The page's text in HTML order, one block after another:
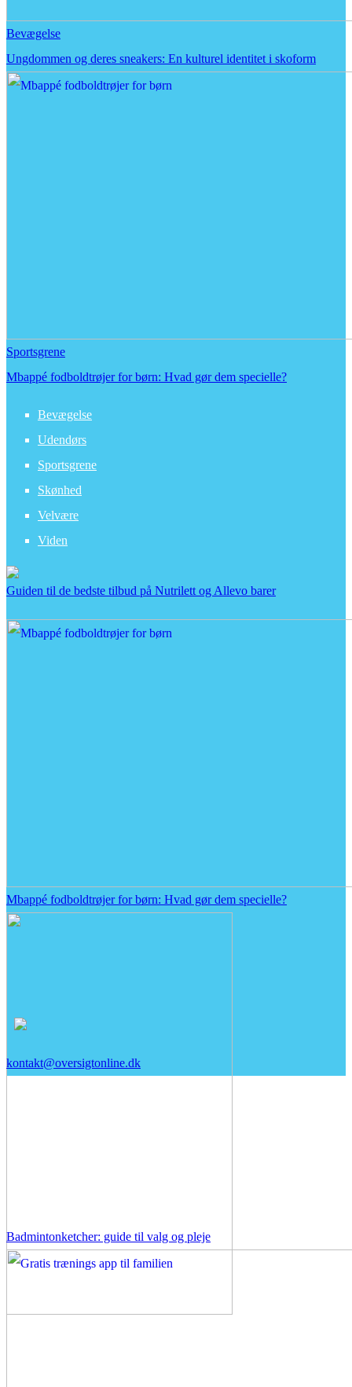
Bevægelse
Ungdommen og deres sneakers: En kulturel identitet i skoform
Sportsgrene
Mbappé fodboldtrøjer for børn: Hvad gør dem specielle?
Bevægelse
Udendørs
Sportsgrene
Skønhed
Velvære
Viden
Guiden til de bedste tilbud på Nutrilett og Allevo barer
Mbappé fodboldtrøjer for børn: Hvad gør dem specielle?
Badmintonketcher: guide til valg og pleje
kontakt@oversigtonline.dk